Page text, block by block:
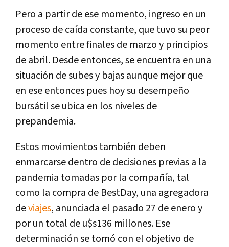
Pero a partir de ese momento, ingreso en un
proceso de caída constante, que tuvo su peor
momento entre finales de marzo y principios
de abril. Desde entonces, se encuentra en una
situación de subes y bajas aunque mejor que
en ese entonces pues hoy su desempeño
bursátil se ubica en los niveles de
prepandemia.
Estos movimientos también deben
enmarcarse dentro de decisiones previas a la
pandemia tomadas por la compañía, tal
como la compra de BestDay, una agregadora
deviajes, anunciada el pasado 27 de enero y
por un total de u$s136 millones. Ese
determinación se tomó con el objetivo de